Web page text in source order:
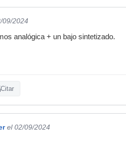
09/2024
analógica + un bajo sintetizado.
Citar
el 02/09/2024